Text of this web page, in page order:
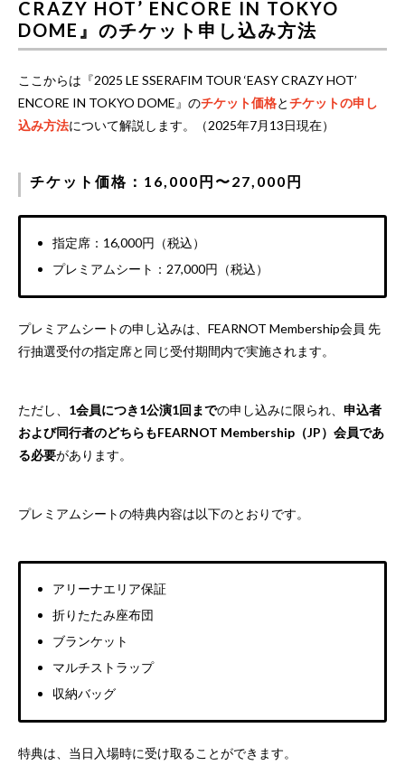
CRAZY HOT’ ENCORE IN TOKYO
DOME』のチケット申し込み方法
ここからは『2025 LE SSERAFIM TOUR ‘EASY CRAZY HOT’
ENCORE IN TOKYO DOME』のチケット価格とチケットの申し
込み方法について解説します。（2025年7月13日現在）
チケット価格：16,000円〜27,000円
指定席：16,000円（税込）
プレミアムシート：27,000円（税込）
プレミアムシートの申し込みは、FEARNOT Membership会員 先
行抽選受付の指定席と同じ受付期間内で実施されます。
ただし、 1会員につき1公演1回までの申し込みに限られ、 申込者
および同行者のどちらもFEARNOT Membership（JP）会員であ
る必要があります。
プレミアムシートの特典内容は以下のとおりです。
アリーナエリア保証
折りたたみ座布団
ブランケット
マルチストラップ
収納バッグ
特典は、当日入場時に受け取ることができます。